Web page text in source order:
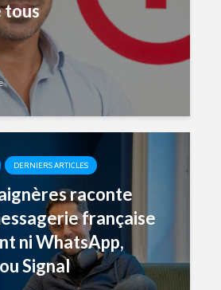
tous
DERNIERS ARTICLES
raconte
française
ni WhatsApp,
Signal